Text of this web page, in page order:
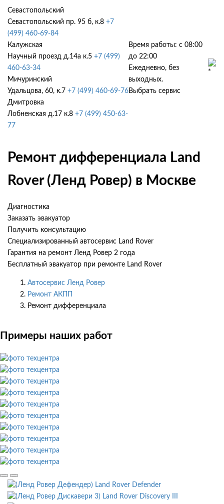
Севастопольский
Севастопольский пр. 95 б, к.8 +7
(499) 460-69-84
Калужская
Научный проезд д.14а к.5 +7 (499)
460-63-34
Мичуринский
Удальцова, 60, к.7 +7 (499) 460-69-76
Дмитровка
Лобненская д.17 к.8 +7 (499) 450-63-
77
Время работы: с 08:00
до 22:00
Ежедневно, без
выходных.
Выбрать сервис
Ремонт дифференциала Land
Rover (Ленд Ровер) в Москве
Диагностика
Заказать эвакуатор
Получить консультацию
Специализированный автосервис Land Rover
Гарантия на ремонт Ленд Ровер 2 года
Бесплатный эвакуатор при ремонте Land Rover
Автосервис Ленд Ровер
Ремонт АКПП
Ремонт дифференциала
Примеры наших работ
Land Rover Defender
Land Rover Discovery III